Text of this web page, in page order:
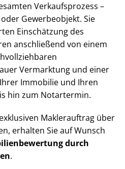
Verkaufsprozess –
Gewerbeobjekt. Sie
Einschätzung des
anschließend von einem
Vermarktung und einer
Immobilie und Ihren
hin zum Notartermin.
Maklerauftrag über
erhalten Sie auf Wunsch
durch
.